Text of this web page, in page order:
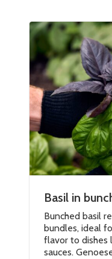
Basil in
Bunched basil
bundles, ideal
flavor to dishes
sauces.